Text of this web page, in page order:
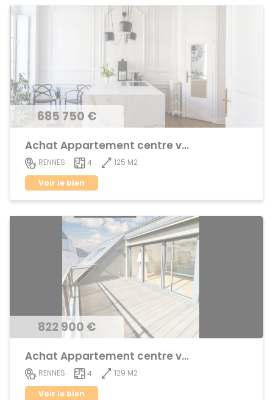
685 750 €
Achat Appartement centre ville
RENNES 4
125 M2
Voir le bien
822 900 €
Achat Appartement centre ville
RENNES 4
129 M2
Voir le bien